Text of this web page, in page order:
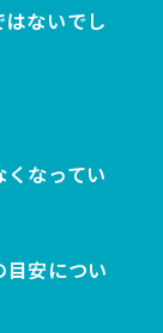
ないでし
なってい
安につい